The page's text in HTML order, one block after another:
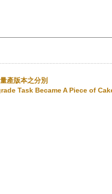
產版本之分別
Task Became A Piece of